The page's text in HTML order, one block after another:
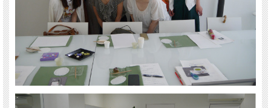
●普段ご自宅でお使いになっている急須を見せていただきたいので、各自持参くだ
さい。適した使い方などのアドバイスをさせていただきます。
●急須を持っていない方は、こちらでご用意いたしますのでお申込みの際にコメン
ト欄に「急須レンタル希望」とお書き添えください。
●当日はおいしいお菓子もご用意しております。